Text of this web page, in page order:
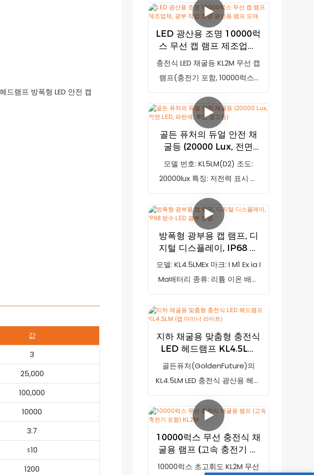
할 경우 충전 시기를 알려주는 저
전력 표시 기능이 있습니다.
7800mAh 충전식 리튬 이온 배
터리(LG 브랜드)와 첨단 LED 기
술, 방탄 PC 하우징 및 강화 유리
렌즈를 채택했으며, MCU 제어
충전 시스템을 통해 8시간 이내
에 완충됩니다. 모델 번호:
KL5LMC, 광량: 20,000lux, 특징:
저전력 표시, 방진/방수 등급:
IM1, IP68
LED 광산용 조명 10000럭
스 무선 캡 램프 제조업체,
광부 작업 조명 광산용 램
프 도매
충전식 LED 채굴등 KL2M 무선 캡
램프(충전기 포함, 10000럭스)
는 시중 유사 제품과 비교했을 때
성능, 품질, 외관 등 모든 면에서
비교할 수 없는 탁월한 장점을 자
랑하며 시장에서 높은 평판을 얻
고 있습니다. GoldenFuture는
기존 제품의 단점을 개선하고 지
속적으로 제품을 발전시켜 왔습
니다. 충전식 LED 채굴등 KL2M
무선 캡 램프(충전기 포함,
10000럭스)의 사양은 고객의 요
구에 따라 맞춤 제작이 가능합니
다. 모델 번호: KL2M, 조도: 4500
럭스, 순중량: 180g, 방폭 등급:
EXib II BT4, 방수 등급: IP65
골든 퓨처의 듀얼 안전 채
굴등 (20000 Lux, 전면
LED, 파란색, 후면 경고등)
모델 번호: KL5LM(D2) 조도:
20000lux 특징: 저전력 표시 및
안전 후미등 방폭 마크: IM1 Ex ia
I Ma IP 등급: IP68
방폭형 광부용 캡 램프, 디
지털 디스플레이, IP68 방
수 LED 광부 조명
모델: KL4.5LMEx 마크: I M1 Ex ia I
Ma배터리 종류: 리튬 이온 배터
장: 20개/상자 골든 퓨처 공장에
서 생산된 KL4.5LM LED 충전식
무선 광부용 램프는 215g의 가벼
운 무게와 77*61*55mm의 휴대
하기 편리한 크기로, 안전 헬멧을
착용하는 광부 및 건설 작업자에
게 적합합니다.
지하 채굴용 맞춤형 충전식
LED 헤드램프 KL4.5LM
(캡 마이너 라이트)
골든퓨처(GoldenFuture)의
KL4.5LM LED 충전식 광산용 헤드
램프는 시중 유사 제품과 비교했
을 때 성능, 품질, 외관 등에서 비
교할 수 없는 탁월한 장점을 자랑
하며 시장에서 높은 평판을 얻고
있습니다. 골든퓨처는 기존 제품
의 단점을 개선하고 지속적으로
10000럭스 무선 충전식 채
굴용 램프 (고속 충전기 포
함) KL2M
10000럭스 초고휘도 KL2M 무선
값
3
25,000
100,000
10000
3.7
≤10
1200